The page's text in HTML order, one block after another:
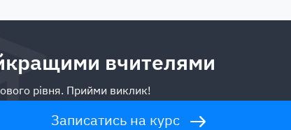
вчителями
рівня. Прийми виклик!
Записатись на курс